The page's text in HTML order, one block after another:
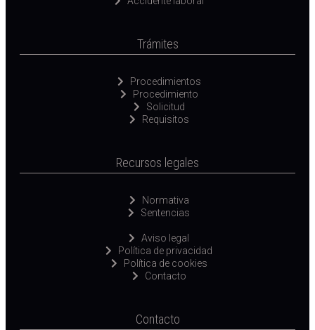
Trámites
Procedimientos
Procedimiento
Solicitud
Requisitos
Recursos legales
Normativa
Sentencias
Aviso legal
Política de privacidad
Política de cookies
Contacto
Contacto